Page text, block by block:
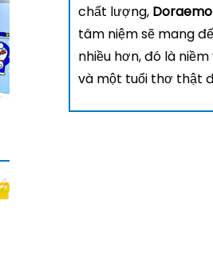
chất lượng,
tâm niệm sẽ mang
nhiều hơn, đó là
và một tuổi thơ thật